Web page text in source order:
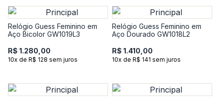
Relógio Guess Feminino em
Aço Bicolor GW1019L3
R$ 1.280,00
10x de R$ 128 sem juros
Relógio Guess Feminino em
Aço Dourado GW1018L2
R$ 1.410,00
10x de R$ 141 sem juros